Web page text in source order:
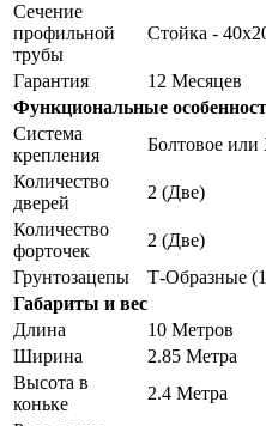
Сечение
профильной
трубы
Стойка -
Гарантия
12 Месяцев
Функциональные
Система
крепления
Болтовое
Количество
дверей
2 (Две)
Количество
форточек
2 (Две)
Грунтозацепы
Т-Образные
Габариты и вес
Длина
10 Метров
Ширина
2.85 Метра
Высота в
коньке
2.4 Метра